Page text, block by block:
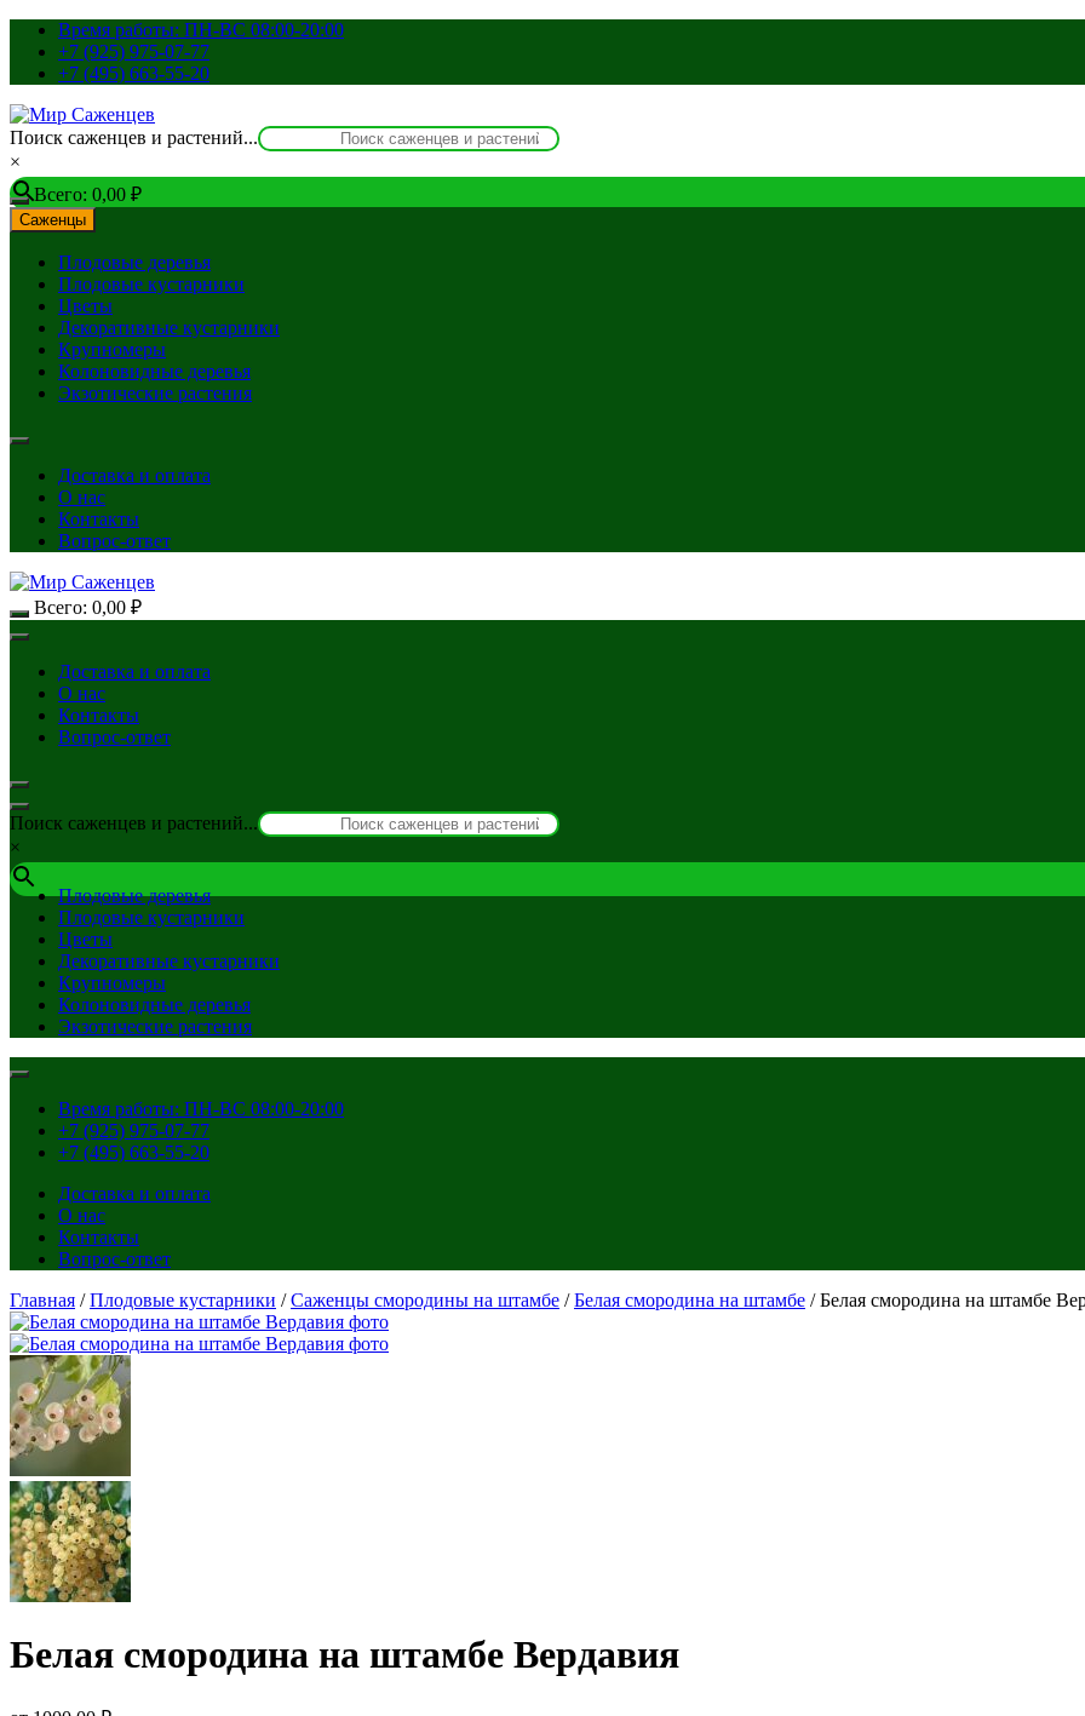
Перейти
содержимому
Время работы: ПН-ВС 08:00-20:00
+7 (925) 975-07-77
+7 (495) 663-55-20
Поиск саженцев и растений...
×
Всего: 0,00 ₽
Саженцы
Плодовые деревья
Плодовые кустарники
Цветы
Декоративные кустарники
Крупномеры
Колоновидные деревья
Экзотические растения
Доставка и оплата
О нас
Контакты
Вопрос-ответ
Всего: 0,00 ₽
Доставка и оплата
О нас
Контакты
Вопрос-ответ
Поиск саженцев и растений...
×
Плодовые деревья
Плодовые кустарники
Цветы
Декоративные кустарники
Крупномеры
Колоновидные деревья
Экзотические растения
Время работы: ПН-ВС 08:00-20:00
+7 (925) 975-07-77
+7 (495) 663-55-20
Доставка и оплата
О нас
Контакты
Вопрос-ответ
Главная /Плодовые кустарники /Саженцы смородины на штамбе /Белая смородина на штамбе / Белая смородина на штамбе
Белая смородина на штамбе Вердавия